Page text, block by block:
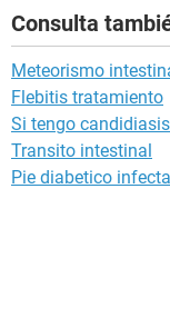
Consulta
Meteorismo
Flebitis tratamiento
Si tengo
Transito intestinal
Pie diabetico